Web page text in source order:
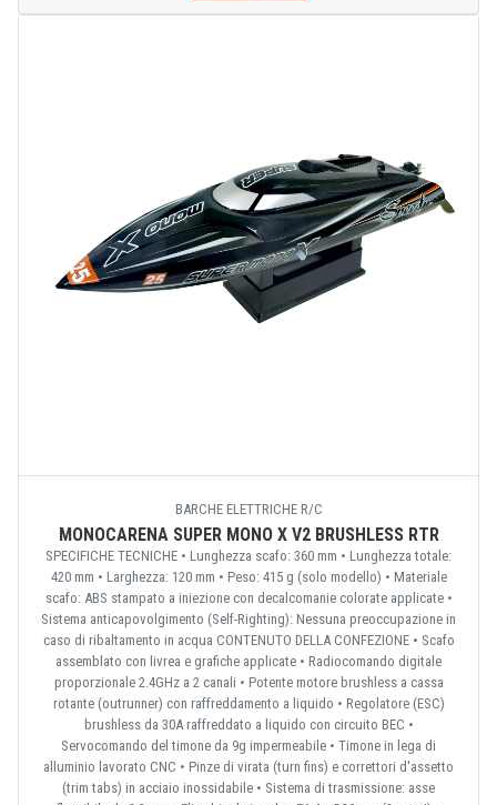
BARCHE ELETTRICHE R/C
MONOCARENA SUPER MONO X V2 BRUSHLESS RTR
SPECIFICHE TECNICHE • Lunghezza scafo: 360 mm • Lunghezza totale:
420 mm • Larghezza: 120 mm • Peso: 415 g (solo modello) • Materiale
scafo: ABS stampato a iniezione con decalcomanie colorate applicate •
Sistema anticapovolgimento (Self-Righting): Nessuna preoccupazione in
caso di ribaltamento in acqua CONTENUTO DELLA CONFEZIONE • Scafo
assemblato con livrea e grafiche applicate • Radiocomando digitale
proporzionale 2.4GHz a 2 canali • Potente motore brushless a cassa
rotante (outrunner) con raffreddamento a liquido • Regolatore (ESC)
brushless da 30A raffreddato a liquido con circuito BEC •
Servocomando del timone da 9g impermeabile • Timone in lega di
alluminio lavorato CNC • Pinze di virata (turn fins) e correttori d'assetto
(trim tabs) in acciaio inossidabile • Sistema di trasmissione: asse